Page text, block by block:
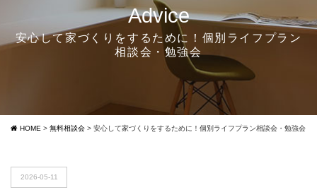
Advice
安心して家づくりをするために！個別ライフプラン
相談会・勉強会
HOME > 無料相談会 > 安心して家づくりをするために！個別ライフプラン相談会・勉強会
2026-05-11